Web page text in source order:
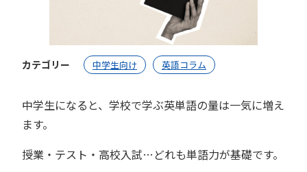
カテゴリー 中学生向け 英語コラム
中学生になると、学校で学ぶ英単語の量は一気に増え
ます。
授業・テスト・高校入試…どれも単語力が基礎です。